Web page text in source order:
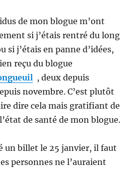
de mon blogue m’ont
si j’étais rentré du long
si j’étais en panne d’idées,
reçu du blogue
, deux depuis
novembre. C’est plutôt
dire cela mais gratifiant de
de santé de mon blogue.
un billet le 25 janvier, il faut
personnes ne l’auraient